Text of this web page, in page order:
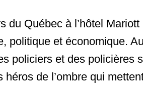
Québec à l’hôtel
politique et économique.
policiers et des policières
de l’ombre qui